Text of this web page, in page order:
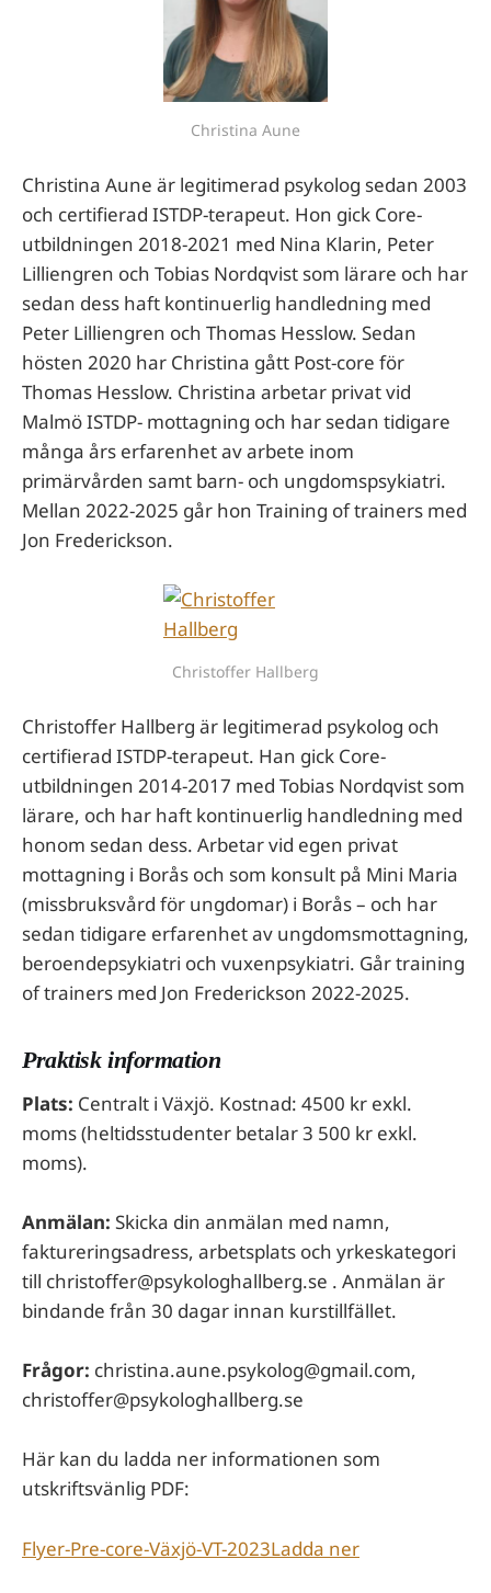
Christina Aune
Christina Aune är legitimerad psykolog sedan 2003
och certifierad ISTDP-terapeut. Hon gick Core-
utbildningen 2018-2021 med Nina Klarin, Peter
Lilliengren och Tobias Nordqvist som lärare och har
sedan dess haft kontinuerlig handledning med
Peter Lilliengren och Thomas Hesslow. Sedan
hösten 2020 har Christina gått Post-core för
Thomas Hesslow. Christina arbetar privat vid
Malmö ISTDP- mottagning och har sedan tidigare
många års erfarenhet av arbete inom
primärvården samt barn- och ungdomspsykiatri.
Mellan 2022-2025 går hon Training of trainers med
Jon Frederickson.
Christoffer Hallberg
Christoffer Hallberg är legitimerad psykolog och
certifierad ISTDP-terapeut. Han gick Core-
utbildningen 2014-2017 med Tobias Nordqvist som
lärare, och har haft kontinuerlig handledning med
honom sedan dess. Arbetar vid egen privat
mottagning i Borås och som konsult på Mini Maria
(missbruksvård för ungdomar) i Borås – och har
sedan tidigare erfarenhet av ungdomsmottagning,
beroendepsykiatri och vuxenpsykiatri. Går training
of trainers med Jon Frederickson 2022-2025.
Praktisk information
Plats: Centralt i Växjö. Kostnad: 4500 kr exkl.
moms (heltidsstudenter betalar 3 500 kr exkl.
moms).
Anmälan: Skicka din anmälan med namn,
faktureringsadress, arbetsplats och yrkeskategori
till christoffer@psykologhallberg.se . Anmälan är
bindande från 30 dagar innan kurstillfället.
Frågor: christina.aune.psykolog@gmail.com,
christoffer@psykologhallberg.se
Här kan du ladda ner informationen som
utskriftsvänlig PDF:
Flyer-Pre-core-Växjö-VT-2023Ladda ner